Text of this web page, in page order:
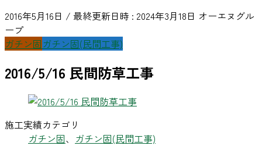
2016年5月16日 / 最終更新日時 : 2024年3月18日 オーエヌグル
ープ
ガチン固ガチン固(民間工事)
2016/5/16 民間防草工事
施工実績カテゴリ
ガチン固、 ガチン固(民間工事)